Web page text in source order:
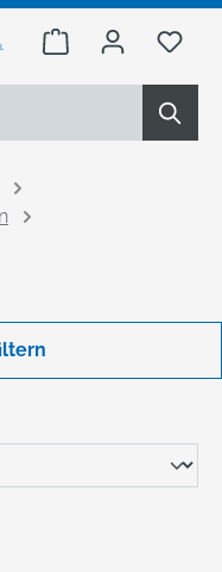
Warenkorb Du